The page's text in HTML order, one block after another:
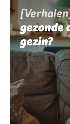
gezonde
gezin?